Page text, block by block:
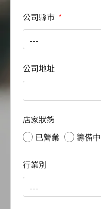
公司縣市
公司地址
店家狀態
已營業
籌備中
行業別